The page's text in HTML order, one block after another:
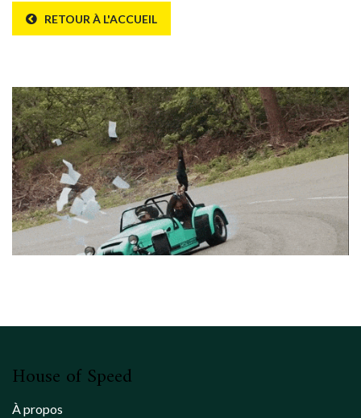
RETOUR À L'ACCUEIL
Erreur 404
House of Speed
À propos